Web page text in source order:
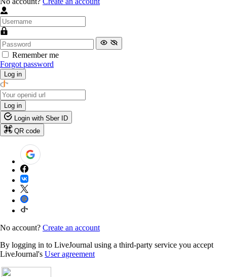
Remember me
Forgot password
Log in
Log in
Login with Sber ID
QR code
No account? Create an account
By logging in to LiveJournal using a third-party service you accept
LiveJournal's User agreement